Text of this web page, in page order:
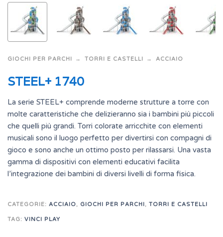
GIOCHI PER PARCHI TORRI E CASTELLI ACCIAIO
STEEL+ 1740
La serie STEEL+ comprende moderne strutture a torre con
molte caratteristiche che delizieranno sia i bambini più piccoli
che quelli più grandi. Torri colorate arricchite con elementi
musicali sono il luogo perfetto per divertirsi con compagni di
gioco e sono anche un ottimo posto per rilassarsi. Una vasta
gamma di dispositivi con elementi educativi facilita
l’integrazione dei bambini di diversi livelli di forma fisica.
CATEGORIE: ACCIAIO, GIOCHI PER PARCHI, TORRI E CASTELLI
TAG: VINCI PLAY